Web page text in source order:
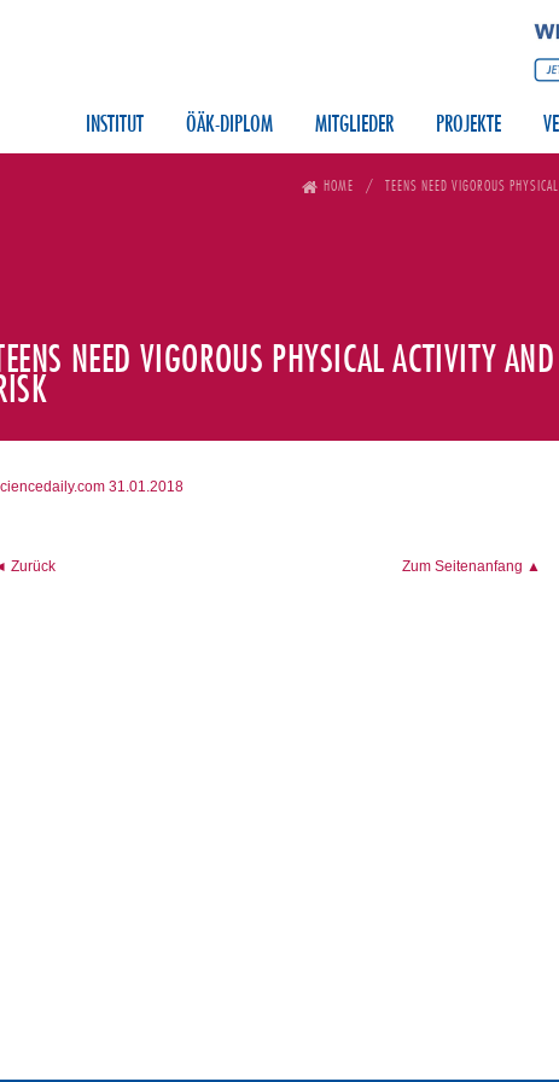
INSTITUT ÖÄK-DIPLOM MITGLIEDER PROJEKTE
HOME TEENS NEED VIGOROUS
NEED VIGOROUS PHYSICAL ACTIVITY
31.01.2018
Zurück Zum Seitenanfang ▲